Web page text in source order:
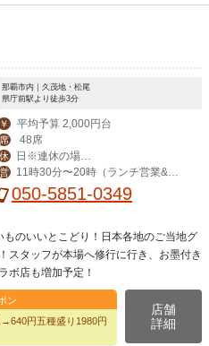
那覇市内｜久茂地・松尾
県庁前駅より徒歩3分
￥ 平均予算 2,000円台
席 48席
休
翌日
営
11時30分〜20時（ランチ営業&昼
み対応）
050-5851-0349
ものいいとこどり！日本各地のご当地グ
スタッフが本場へ修行に行き、お墨付き
ボ店も増加予定！
ン
円五種盛り1980円
店舗
詳細